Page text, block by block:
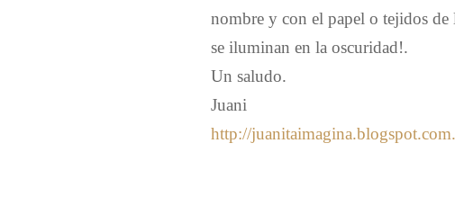
nombre y con el papel o tejidos de
se iluminan en la oscuridad!.
Un saludo.
Juani
http://